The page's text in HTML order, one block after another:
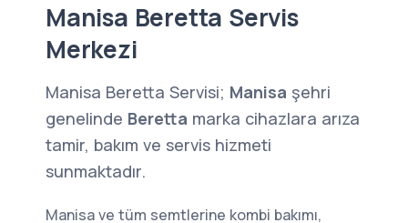
Manisa Beretta Servis
Merkezi
Manisa Beretta Servisi; Manisa şehri
genelinde Beretta marka cihazlara arıza
tamir, bakım ve servis hizmeti
sunmaktadır.
Manisa ve tüm semtlerine kombi bakımı,